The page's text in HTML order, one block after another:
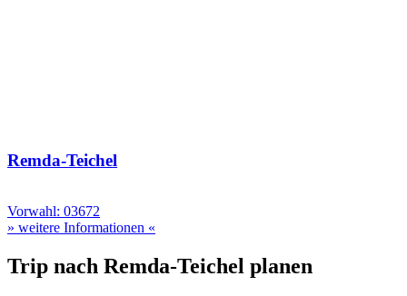
Remda-Teichel
Vorwahl: 03672
» weitere Informationen «
Trip nach Remda-Teichel planen